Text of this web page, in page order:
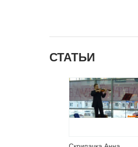
СТАТЬИ